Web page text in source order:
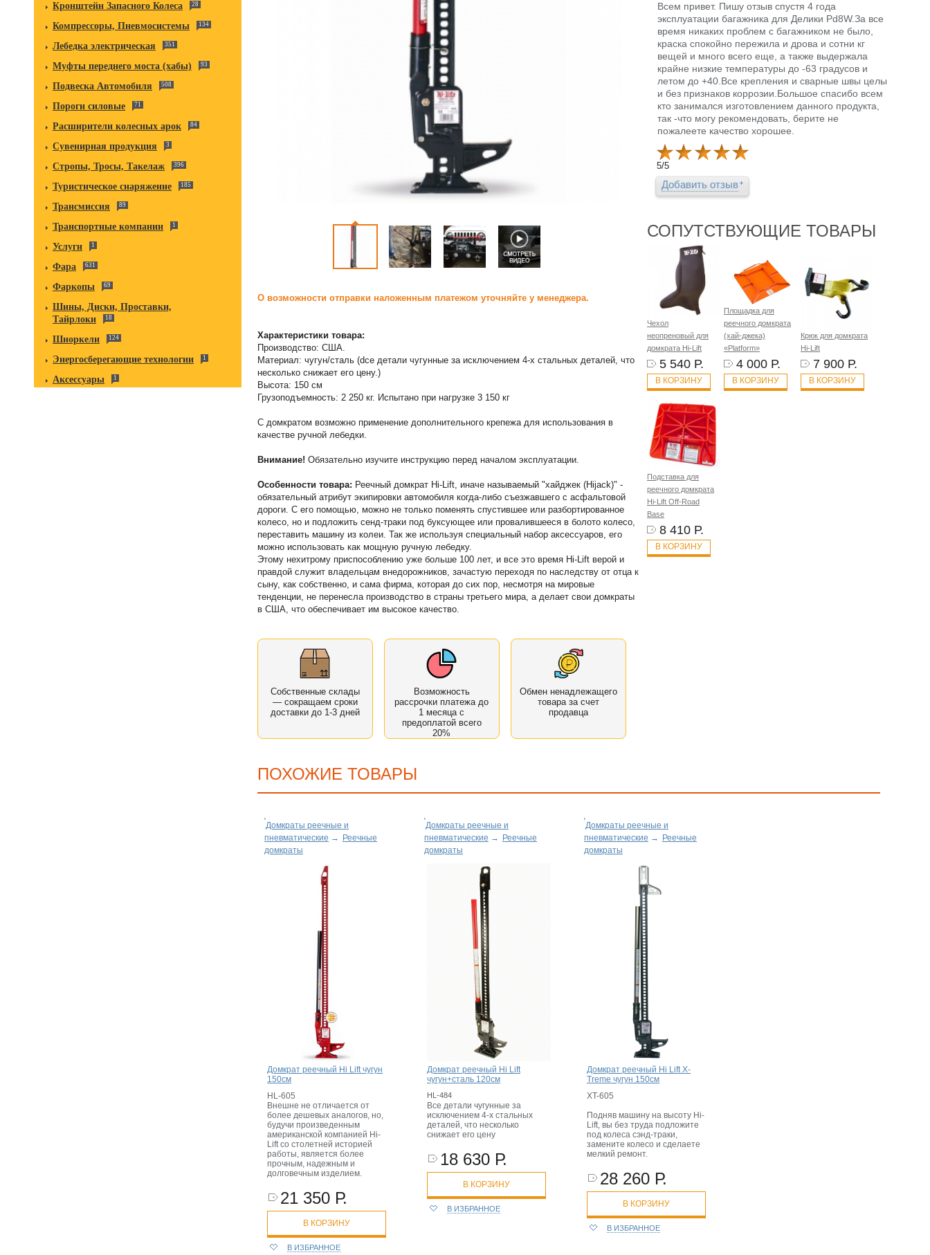
Кронштейн Запасного Колеса 28
Компрессоры, Пневмосистемы 134
Лебедка электрическая 351
Муфты переднего моста (хабы) 93
Подвеска Автомобиля 508
Пороги силовые 71
Расширители колесных арок 84
Сувенирная продукция 3
Стропы, Тросы, Такелаж 396
Туристическое снаряжение 185
Трансмиссия 89
Транспортные компании 1
Услуги 1
Фара 631
Фаркопы 69
Шины, Диски, Проставки,
Тайрлоки
18
Шноркели 124
Энергосберегающие технологии 1
Аксессуары 1
О возможности отправки наложенным платежом уточняйте у менеджера.
Характеристики товара:
Производство: США.
Материал: чугун/сталь (dсе детали чугунные за исключением 4-х стальных деталей, что
несколько снижает его цену.)
Высота: 150 см
Грузоподъемность: 2 250 кг. Испытано при нагрузке 3 150 кг
С домкратом возможно применение дополнительного крепежа для использования в
качестве ручной лебедки.
Внимание! Обязательно изучите инструкцию перед началом эксплуатации.
Особенности товара: Реечный домкрат Hi-Lift, иначе называемый "хайджек (Hijack)" -
обязательный атрибут экипировки автомобиля когда-либо съезжавшего с асфальтовой
дороги. С его помощью, можно не только поменять спустившее или разбортированное
колесо, но и подложить сенд-траки под буксующее или провалившееся в болото колесо,
переставить машину из колеи. Так же используя специальный набор аксессуаров, его
можно использовать как мощную ручную лебедку.
Этому нехитрому приспособлению уже больше 100 лет, и все это время Hi-Lift верой и
правдой служит владельцам внедорожников, зачастую переходя по наследству от отца к
сыну, как собственно, и сама фирма, которая до сих пор, несмотря на мировые
тенденции, не перенесла производство в страны третьего мира, а делает свои домкраты
в США, что обеспечивает им высокое качество.
Собственные склады
— сокращаем сроки
доставки до 1-3 дней
Возможность
рассрочки платежа до
1 месяца с
предоплатой всего
20%
Обмен ненадлежащего
товара за счет
продавца
Всем привет. Пишу отзыв спустя 4 года
эксплуатации багажника для Делики Pd8W.За все
время никаких проблем с багажником не было,
краска спокойно пережила и дрова и сотни кг
вещей и много всего еще, а также выдержала
крайне низкие температуры до -63 градусов и
летом до +40.Все крепления и сварные швы целы
и без признаков коррозии.Большое спасибо всем
кто занимался изготовлением данного продукта,
так -что могу рекомендовать, берите не
пожалеете качество хорошее.
5/5
Добавить отзыв
СОПУТСТВУЮЩИЕ ТОВАРЫ
Чехол
неопреновый для
домкрата Hi-Lift
5 540 Р.
В КОРЗИНУ
Площадка для
реечного домкрата
(хай-джека)
«Platform»
4 000 Р.
В КОРЗИНУ
Крюк для домкрата
Hi-Lift
7 900 Р.
В КОРЗИНУ
Подставка для
реечного домкрата
Hi-Lift Off-Road
Base
8 410 Р.
В КОРЗИНУ
ПОХОЖИЕ ТОВАРЫ
Домкраты реечные и
пневматические → Реечные
домкраты
Домкрат реечный Hi Lift чугун
150см
HL-605
Внешне не отличается от
более дешевых аналогов, но,
будучи произведенным
американской компанией Hi-
Lift со столетней историей
работы, является более
прочным, надежным и
долговечным изделием.
21 350 Р.
В КОРЗИНУ
В ИЗБРАННОЕ
Домкраты реечные и
пневматические → Реечные
домкраты
Домкрат реечный Hi Lift
чугун+сталь 120см
HL-484
Все детали чугунные за
исключением 4-х стальных
деталей, что несколько
снижает его цену
18 630 Р.
В КОРЗИНУ
В ИЗБРАННОЕ
Домкраты реечные и
пневматические → Реечные
домкраты
Домкрат реечный Hi Lift X-
Treme чугун 150см
XT-605
Подняв машину на высоту Hi-
Lift, вы без труда подложите
под колеса сэнд-траки,
замените колесо и сделаете
мелкий ремонт.
28 260 Р.
В КОРЗИНУ
В ИЗБРАННОЕ